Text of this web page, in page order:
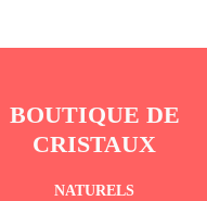
BOUTIQUE DE
CRISTAUX
NATURELS